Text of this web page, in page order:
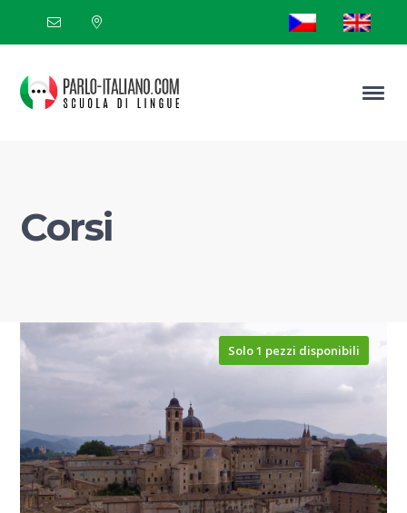
Corsi
Solo 1 pezzi disponibili